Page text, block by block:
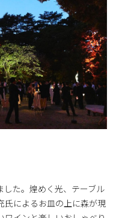
した。煌めく光、テーブル
氏によるお皿の上に森が現